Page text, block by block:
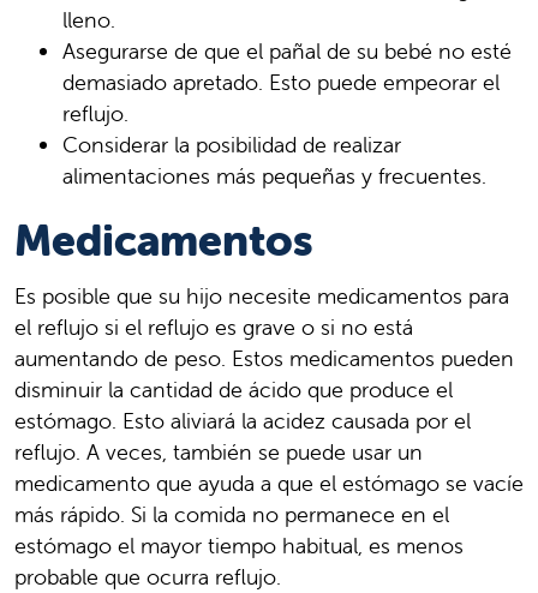
lleno.
Asegurarse de que el pañal de su bebé no esté
demasiado apretado. Esto puede empeorar el
reflujo.
Considerar la posibilidad de realizar
alimentaciones más pequeñas y frecuentes.
Medicamentos
Es posible que su hijo necesite medicamentos para
el reflujo si el reflujo es grave o si no está
aumentando de peso. Estos medicamentos pueden
disminuir la cantidad de ácido que produce el
estómago. Esto aliviará la acidez causada por el
reflujo. A veces, también se puede usar un
medicamento que ayuda a que el estómago se vacíe
más rápido. Si la comida no permanece en el
estómago el mayor tiempo habitual, es menos
probable que ocurra reflujo.